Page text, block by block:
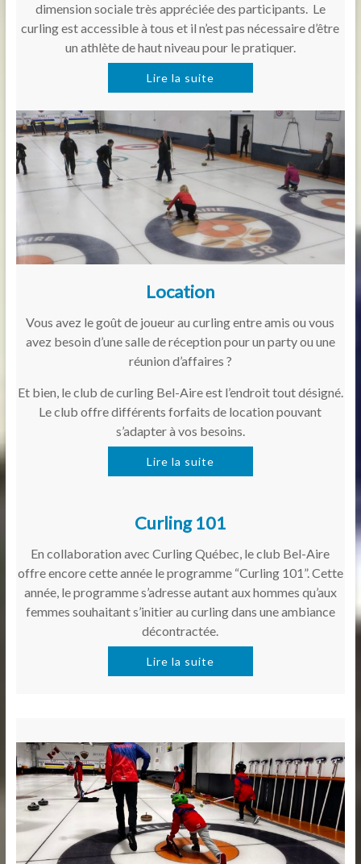
dimension sociale très appréciée des participants. Le
curling est accessible à tous et il n’est pas nécessaire d’être
un athlète de haut niveau pour le pratiquer.
Lire la suite
Location
Vous avez le goût de joueur au curling entre amis ou vous
avez besoin d’une salle de réception pour un party ou une
réunion d’affaires ?
Et bien, le club de curling Bel-Aire est l’endroit tout désigné.
Le club offre différents forfaits de location pouvant
s’adapter à vos besoins.
Lire la suite
Curling 101
En collaboration avec Curling Québec, le club Bel-Aire
offre encore cette année le programme “Curling 101”. Cette
année, le programme s’adresse autant aux hommes qu’aux
femmes souhaitant s’initier au curling dans une ambiance
décontractée.
Lire la suite